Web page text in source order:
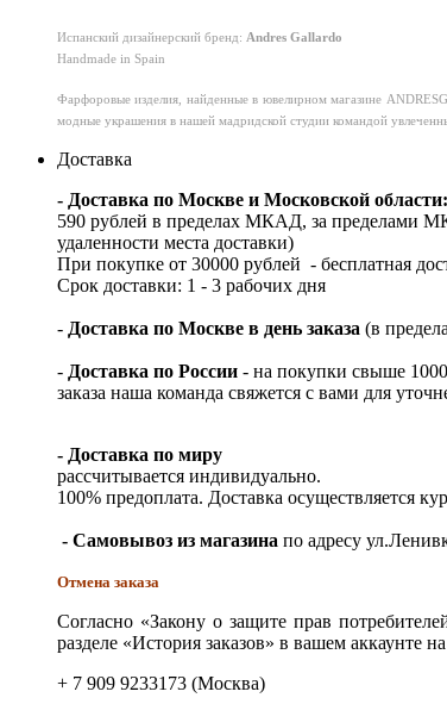
Испанский дизайнерский бренд: Andres Gallardo
Handmade in Spain
Фарфоровые изделия, найденные в ювелирном магазине
модные украшения в нашей мадридской студии командой
Доставка
- Доставка по Москве и Московской области:
590 рублей в пределах МКАД, за пределами
удаленности места доставки)
При покупке от 30000 рублей - бесплатная
Срок доставки: 1 - 3 рабочих дня
- Доставка по Москве в день заказа (в
- Доставка по России - на покупки свыше
заказа наша команда свяжется с вами для
- Доставка по миру
рассчитывается индивидуально.
100% предоплата. Доставка осуществляется
- Самовывоз из магазина по адресу
Отмена заказа
Согласно «Закону о защите прав
разделе «История заказов» в вашем аккаунте
+ 7 909 9233173 (Москва)